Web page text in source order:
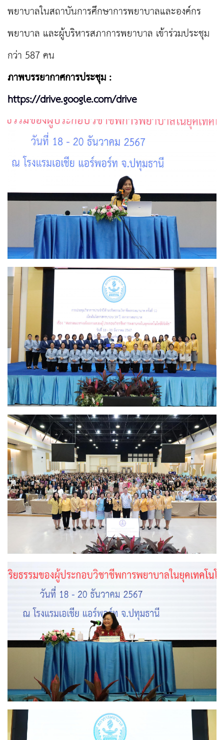
พยาบาลในสถาบันการศึกษาการพยาบาลและองค์กร
พยาบาล และผู้บริหารสภาการพยาบาล เข้าร่วมประชุม
กว่า 587 คน
ภาพบรรยากาศการประชุม :
https://drive.google.com/drive